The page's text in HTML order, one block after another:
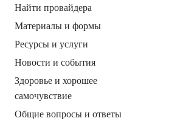
Найти провайдера
Материалы и формы
Ресурсы и услуги
Новости и события
Здоровье и хорошее
самочувствие
Общие вопросы и ответы